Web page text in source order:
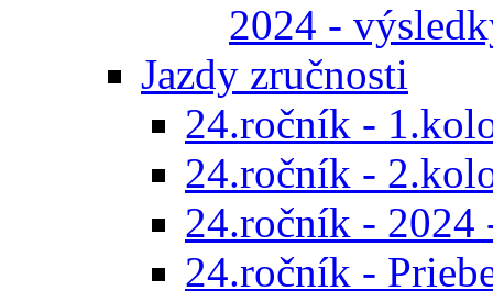
2024 -
Jazdy zručnosti
24.ročník -
24.ročník -
24.ročník - 2024
24.ročník -